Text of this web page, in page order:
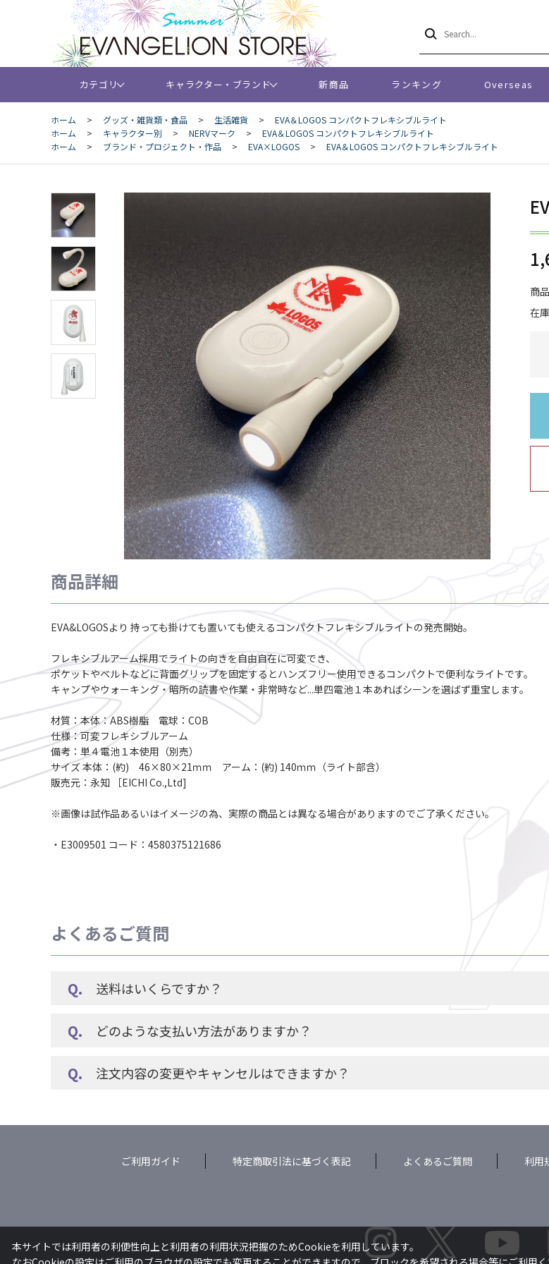
カテゴリ キャラクター・ブランド 新商品 ランキング Overseas
ホーム > グッズ・雑貨類・食品 > 生活雑貨 >
EVA＆LOGOS コンパクトフレキシブルライト
ホーム
> キャラクター別 > NERVマーク >
EVA＆LOGOS コンパクトフレキシブルライト
ホーム
> ブランド・プロジェクト・作品 > EVA×LOGOS > EVA＆LOGOS コンパクトフレキシブルライト
商
在庫
商品詳細
EVA&LOGOSより 持っても掛けても置いても使えるコンパクトフレキシブルライトの発売開始。
フレキシブルアーム採用でライトの向きを自由自在に可変でき、
ポケットやベルトなどに背面グリップを固定するとハンズフリー使用できるコンパクトで便利なライトです。
キャンプやウォーキング・暗所の読書や作業・非常時など...単四電池１本あればシーンを選ばず重宝します。
材質：本体：ABS樹脂 電球：COB
仕様：可変フレキシブルアーム
備考：単４電池１本使用（別売）
サイズ 本体：(約) 46×80×21ｍｍ アーム：(約) 140ｍｍ（ライト部含）
販売元：永知 ［EICHI Co.,Ltd]
※画像は試作品あるいはイメージの為、実際の商品とは異なる場合がありますのでご了承ください。
・E3009501 コード：4580375121686
よくあるご質問
送料はいくらですか？
どのような支払い方法がありますか？
注文内容の変更やキャンセルはできますか？
ご利用ガイド 特定商取引法に基づく表記 よくあるご質問 利用
本サイトでは利用者の利便性向上と利用者の利用状況把握のためCookieを利用しています。